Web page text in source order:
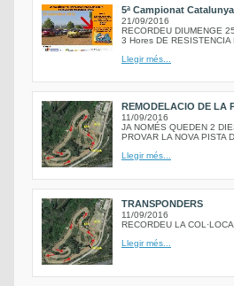
5ª Campionat
21/09/2016
RECORDEU DIUMENGE
3 Hores DE RESISTENCIA
Llegir més...
REMODELACIO DE LA
11/09/2016
JA NOMÉS QUEDEN 2
PROVAR LA NOVA PISTA
Llegir més...
TRANSPONDERS
11/09/2016
RECORDEU LA
Llegir més...